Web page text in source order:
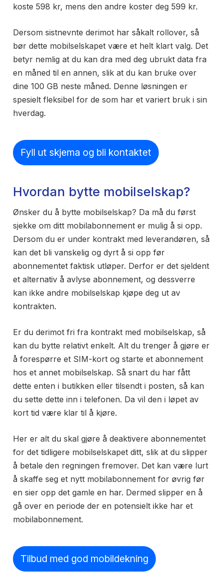
koste 598 kr, mens den andre koster deg 599 kr.
Dersom sistnevnte derimot har såkalt rollover, så
bør dette mobilselskapet være et helt klart valg. Det
betyr nemlig at du kan dra med deg ubrukt data fra
en måned til en annen, slik at du kan bruke over
dine 100 GB neste måned. Denne løsningen er
spesielt fleksibel for de som har et variert bruk i sin
hverdag.
Fyll ut skjema og bli kontaktet
Hvordan bytte mobilselskap?
Ønsker du å bytte mobilselskap? Da må du først
sjekke om ditt mobilabonnement er mulig å si opp.
Dersom du er under kontrakt med leverandøren, så
kan det bli vanskelig og dyrt å si opp før
abonnementet faktisk utløper. Derfor er det sjeldent
et alternativ å avlyse abonnement, og dessverre
kan ikke andre mobilselskap kjøpe deg ut av
kontrakten.
Er du derimot fri fra kontrakt med mobilselskap, så
kan du bytte relativt enkelt. Alt du trenger å gjøre er
å forespørre et SIM-kort og starte et abonnement
hos et annet mobilselskap. Så snart du har fått
dette enten i butikken eller tilsendt i posten, så kan
du sette dette inn i telefonen. Da vil den i løpet av
kort tid være klar til å kjøre.
Her er alt du skal gjøre å deaktivere abonnementet
for det tidligere mobilselskapet ditt, slik at du slipper
å betale den regningen fremover. Det kan være lurt
å skaffe seg et nytt mobilabonnement for øvrig før
en sier opp det gamle en har. Dermed slipper en å
gå over en periode der en potensielt ikke har et
mobilabonnement.
Tilbud med god mobildekning